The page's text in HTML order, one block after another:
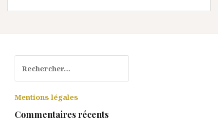
Mentions légales
Commentaires récents